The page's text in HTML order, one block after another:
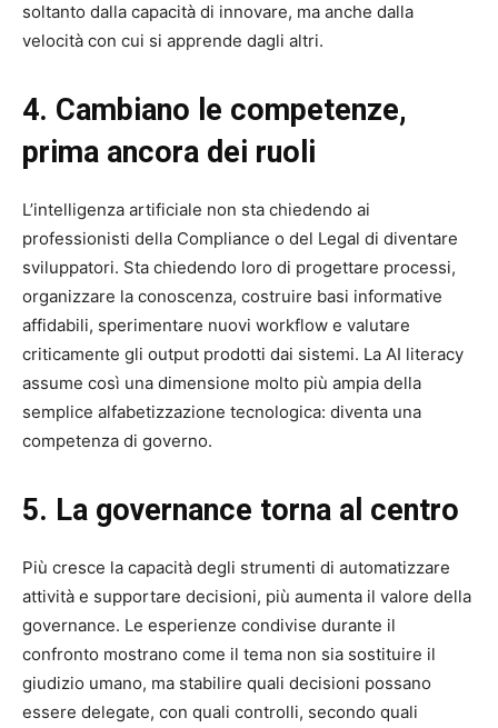
soltanto dalla capacità di innovare, ma anche dalla
velocità con cui si apprende dagli altri.
4. Cambiano le competenze,
prima ancora dei ruoli
L’intelligenza artificiale non sta chiedendo ai
professionisti della Compliance o del Legal di diventare
sviluppatori. Sta chiedendo loro di progettare processi,
organizzare la conoscenza, costruire basi informative
affidabili, sperimentare nuovi workflow e valutare
criticamente gli output prodotti dai sistemi. La AI literacy
assume così una dimensione molto più ampia della
semplice alfabetizzazione tecnologica: diventa una
competenza di governo.
5. La governance torna al centro
Più cresce la capacità degli strumenti di automatizzare
attività e supportare decisioni, più aumenta il valore della
governance. Le esperienze condivise durante il
confronto mostrano come il tema non sia sostituire il
giudizio umano, ma stabilire quali decisioni possano
essere delegate, con quali controlli, secondo quali